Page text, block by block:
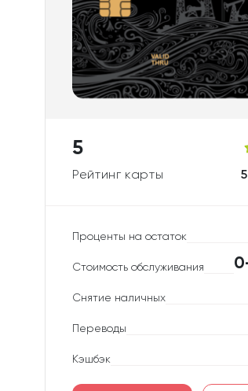
5
Рейтинг карты
Проценты на остаток
Стоимость обслуживания
Снятие наличных
Переводы
Кэшбэк